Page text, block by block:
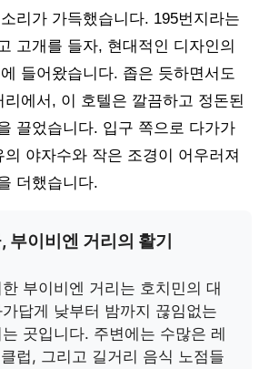
리가 가득했습니다. 195번지라는
고개를 들자, 현대적인 디자인의
들어왔습니다. 좁은 듯하면서도
에서, 이 호텔은 깔끔하고 정돈된
끌었습니다. 입구 쪽으로 다가가
야자수와 작은 조경이 어우러져
더했습니다.
부이비엔 거리의 활기
부이비엔 거리는 호치민의 대
답게 낮부터 밤까지 끊임없는
곳입니다. 주변에는 수많은 레
럽, 그리고 길거리 음식 노점들